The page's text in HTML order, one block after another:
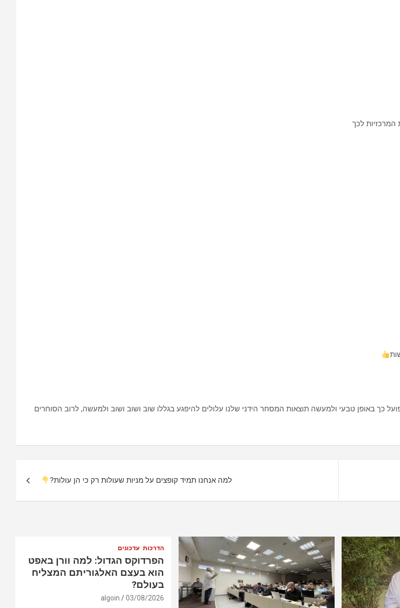
לכך
כך באופן טבעי ולמעשה תוצאות המסחר הידני שלנו עלולים להיפגע בגללו שוב ושוב ושוב ולמעשה, לרוב הסוחרים
למה אנחנו תמיד קופצים על מניות שעולות רק כי הן עולות?
הדרכות עדכונים
הפרדוקס הגדול: למה וורן באפט
הוא בעצם האלגוריתם המצליח
בעולם?
03/08/2026
algoin